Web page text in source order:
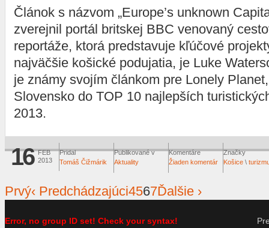
Článok s názvom „Europe’s unknown
zverejnil portál britskej BBC venovaný
reportáže, ktorá predstavuje kľúčové
najväčšie košické podujatia, je Luke
je známy svojím článkom pre Lonely
Slovensko do TOP 10 najlepších
2013.
16 FEB
2013
Pridal
Tomáš Čižmárik
Publikované v
Aktuality
Komentáre
Žiaden komentár
Značky
Košice \
Prvý‹ Predchádzajúci4567Ďalšie ›
Error, no group ID set! Check your syntax!